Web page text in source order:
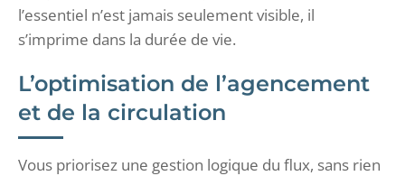
l’essentiel n’est jamais seulement visible, il
s’imprime dans la durée de vie.
L’optimisation de l’agencement
et de la circulation
Vous priorisez une gestion logique du flux, sans rien